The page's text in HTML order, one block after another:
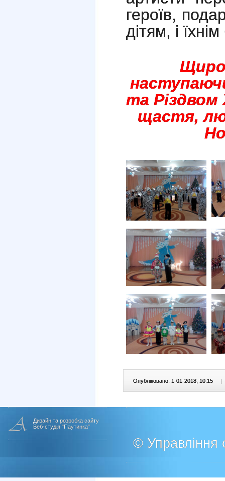
героїв,
дітям, і
Щиро
та Різдвом
щастя,
Опубліковано: 1-01-2018, 10:15
Дизайн та розробка сайту
Веб-студія "Паутинка"
© Управління